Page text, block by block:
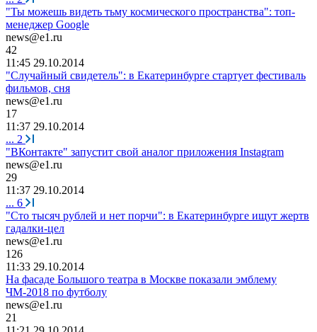
"Ты можешь видеть тьму космического пространства": топ-
менеджер Google
news@e1.ru
42
11:45 29.10.2014
"Случайный свидетель": в Екатеринбурге стартует фестиваль
фильмов, сня
news@e1.ru
17
11:37 29.10.2014
... 2
"ВКонтакте" запустит свой аналог приложения Instagram
news@e1.ru
29
11:37 29.10.2014
... 6
"Сто тысяч рублей и нет порчи": в Екатеринбурге ищут жертв
гадалки-цел
news@e1.ru
126
11:33 29.10.2014
На фасаде Большого театра в Москве показали эмблему
ЧМ-2018 по футболу
news@e1.ru
21